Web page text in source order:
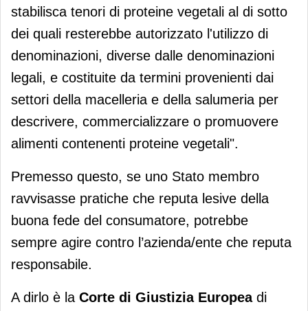
stabilisca tenori di proteine vegetali al di sotto
dei quali resterebbe autorizzato l'utilizzo di
denominazioni, diverse dalle denominazioni
legali, e costituite da termini provenienti dai
settori della macelleria e della salumeria per
descrivere, commercializzare o promuovere
alimenti contenenti proteine vegetali".
Premesso questo, se uno Stato membro
ravvisasse pratiche che reputa lesive della
buona fede del consumatore, potrebbe
sempre agire contro l’azienda/ente che reputa
responsabile.
A dirlo è la Corte di Giustizia Europea di